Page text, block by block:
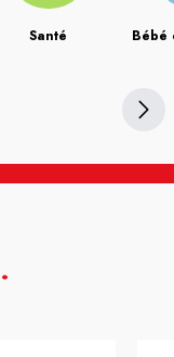
Santé Bébé
.